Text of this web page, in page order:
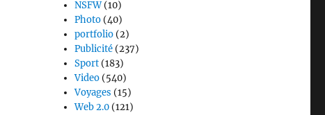
NSFW(10)
Photo (40)
portfolio (2)
Publicité (237)
Sport (183)
Video (540)
Voyages (15)
Web 2.0 (121)